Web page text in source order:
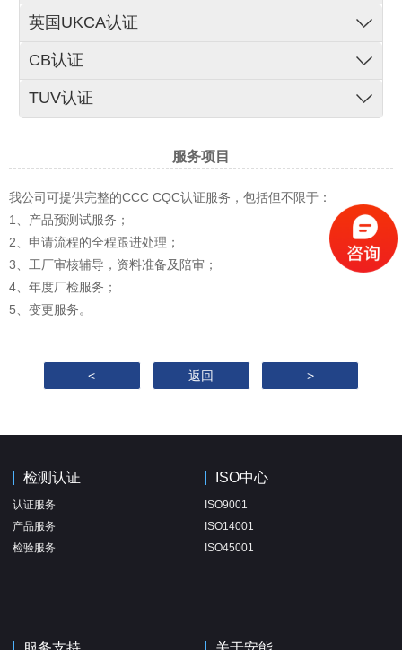
英国UKCA认证
CB认证
TUV认证
服务项目
我公司可提供完整的CCC CQC认证服务，包括但不限于：
1、产品预测试服务；
2、申请流程的全程跟进处理；
3、工厂审核辅导，资料准备及陪审；
4、年度厂检服务；
5、变更服务。
< 返回 >
检测认证
认证服务
产品服务
检验服务
ISO中心
ISO9001
ISO14001
ISO45001